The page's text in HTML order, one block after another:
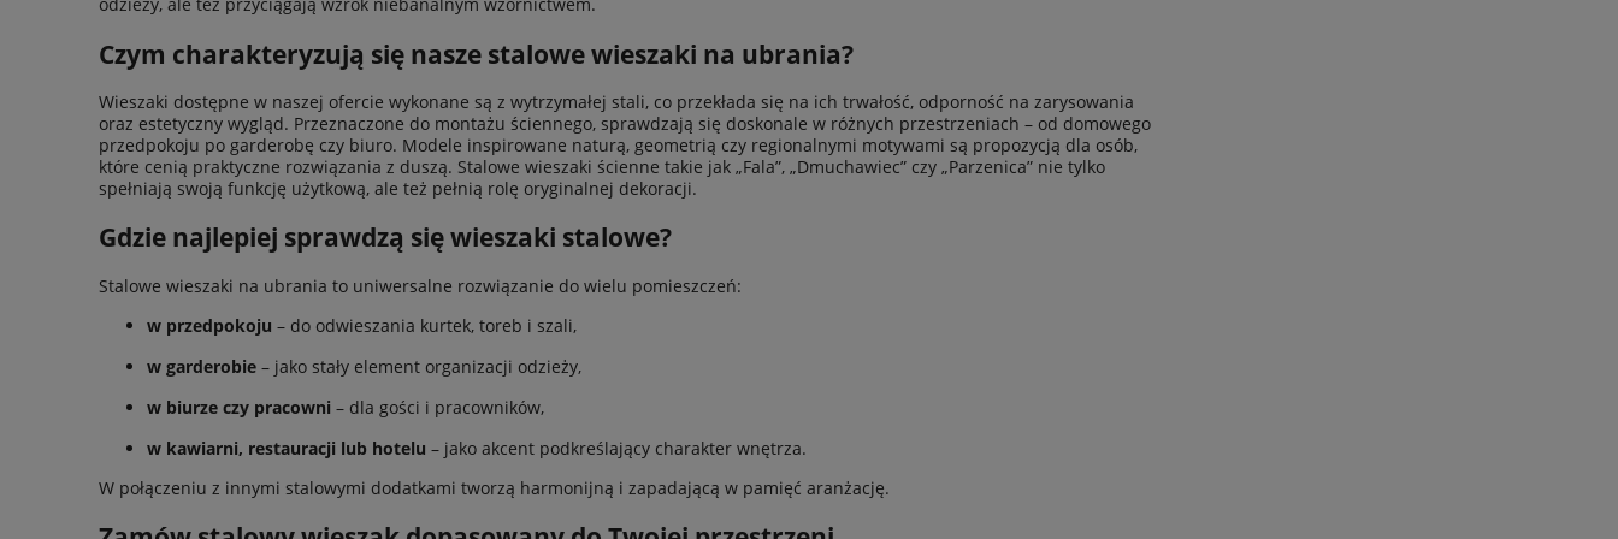
ZOBACZ WIĘCEJ
POWIADOM O DOSTĘPNOŚCI
ZOBACZ WIĘCEJ
ZOBACZ WIĘCEJ
Czym charakteryzują się nasze stalowe wieszaki na ubrania?
Wieszaki dostępne w naszej ofercie wykonane są z wytrzymałej stali, co przekłada się na ich trwałość, odporność na zarysowania
oraz estetyczny wygląd. Przeznaczone do montażu ściennego, sprawdzają się doskonale w różnych przestrzeniach – od domowego
przedpokoju po garderobę czy biuro. Modele inspirowane naturą, geometrią czy regionalnymi motywami są propozycją dla osób,
które cenią praktyczne rozwiązania z duszą. Stalowe wieszaki ścienne takie jak „Fala”, „Dmuchawiec” czy „Parzenica” nie tylko
spełniają swoją funkcję użytkową, ale też pełnią rolę oryginalnej dekoracji.
Gdzie najlepiej sprawdzą się wieszaki stalowe?
Stalowe wieszaki na ubrania to uniwersalne rozwiązanie do wielu pomieszczeń:
w przedpokoju – do odwieszania kurtek, toreb i szali,
w garderobie – jako stały element organizacji odzieży,
w biurze czy pracowni – dla gości i pracowników,
w kawiarni, restauracji lub hotelu – jako akcent podkreślający charakter wnętrza.
W połączeniu z innymi stalowymi dodatkami tworzą harmonijną i zapadającą w pamięć aranżację.